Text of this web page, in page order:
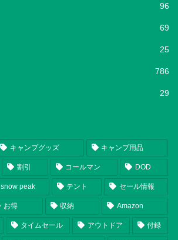
96
69
25
786
29
キャンプグッズ キャンプ用品
割引 コールマン DOD
snow peak テント セール情報
お得 収納 Amazon
タイムセール アウトドア 付録